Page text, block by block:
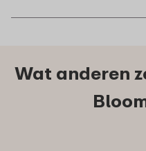
Wat anderen